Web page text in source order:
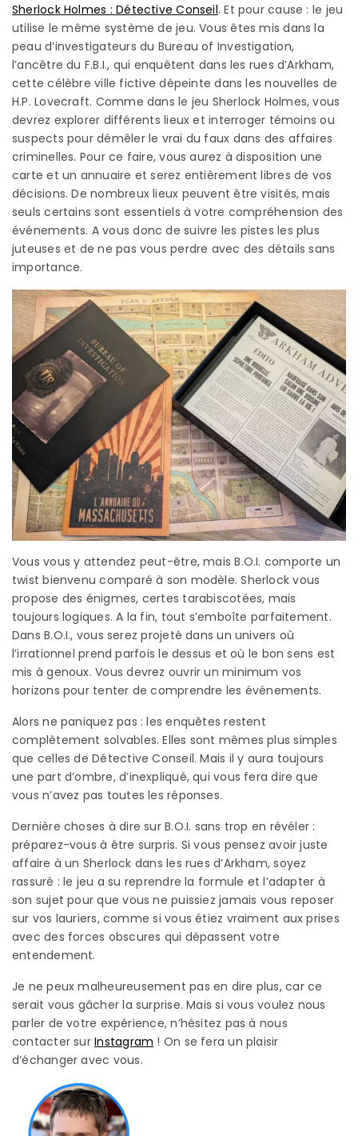
Sherlock Holmes : Détective Conseil. Et pour cause : le jeu
utilise le même système de jeu. Vous êtes mis dans la
peau d’investigateurs du Bureau of Investigation,
l’ancêtre du F.B.I., qui enquêtent dans les rues d’Arkham,
cette célèbre ville fictive dépeinte dans les nouvelles de
H.P. Lovecraft. Comme dans le jeu Sherlock Holmes, vous
devrez explorer différents lieux et interroger témoins ou
suspects pour démêler le vrai du faux dans des affaires
criminelles. Pour ce faire, vous aurez à disposition une
carte et un annuaire et serez entièrement libres de vos
décisions. De nombreux lieux peuvent être visités, mais
seuls certains sont essentiels à votre compréhension des
événements. A vous donc de suivre les pistes les plus
juteuses et de ne pas vous perdre avec des détails sans
importance.
Vous vous y attendez peut-être, mais B.O.I. comporte un
twist bienvenu comparé à son modèle. Sherlock vous
propose des énigmes, certes tarabiscotées, mais
toujours logiques. A la fin, tout s’emboîte parfaitement.
Dans B.O.I., vous serez projeté dans un univers où
l’irrationnel prend parfois le dessus et où le bon sens est
mis à genoux. Vous devrez ouvrir un minimum vos
horizons pour tenter de comprendre les événements.
Alors ne paniquez pas : les enquêtes restent
complètement solvables. Elles sont mêmes plus simples
que celles de Détective Conseil. Mais il y aura toujours
une part d’ombre, d’inexpliqué, qui vous fera dire que
vous n’avez pas toutes les réponses.
Dernière choses à dire sur B.O.I. sans trop en révéler :
préparez-vous à être surpris. Si vous pensez avoir juste
affaire à un Sherlock dans les rues d’Arkham, soyez
rassuré : le jeu a su reprendre la formule et l’adapter à
son sujet pour que vous ne puissiez jamais vous reposer
sur vos lauriers, comme si vous étiez vraiment aux prises
avec des forces obscures qui dépassent votre
entendement.
Je ne peux malheureusement pas en dire plus, car ce
serait vous gâcher la surprise. Mais si vous voulez nous
parler de votre expérience, n’hésitez pas à nous
contacter surInstagram ! On se fera un plaisir
d’échanger avec vous.